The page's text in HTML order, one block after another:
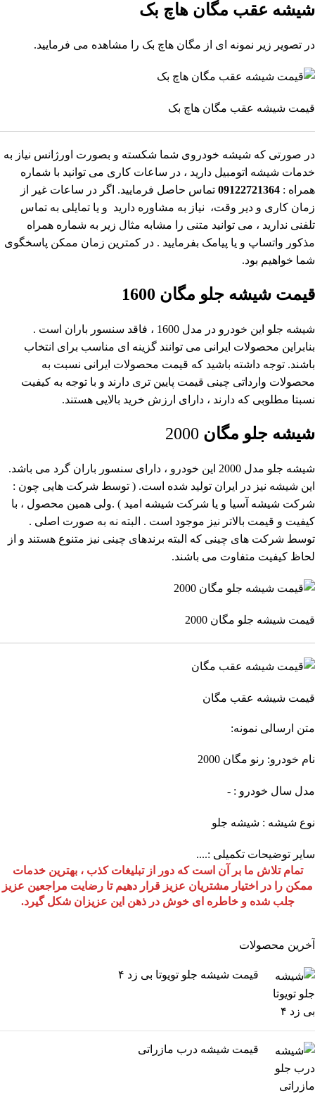
آخرین‌ محصولات
قیمت شیشه جلو تویوتا بی زد ۴
قیمت شیشه درب مازراتی
شیشه عقب مگان هاچ بک
در تصویر زیر نمونه ای از مگان هاچ بک را مشاهده می فرمایید.
قیمت شیشه عقب مگان هاچ بک
در صورتی که شیشه خودروی شما شکسته و بصورت اورژانس نیاز به
خدمات شیشه اتومبیل دارید ، در ساعات کاری می توانید با شماره
همراه : 09122721364 تماس حاصل فرمایید. اگر در ساعات غیر از
زمان کاری و دیر وقت، نیاز به مشاوره دارید و یا تمایلی به تماس
تلفنی ندارید ، می توانید متنی را مشابه مثال زیر به شماره همراه
مذکور واتساپ و یا پیامک بفرمایید . در کمترین زمان ممکن پاسخگوی
شما خواهیم بود.
قیمت شیشه جلو مگان 1600
شیشه جلو این خودرو در مدل 1600 ، فاقد سنسور باران است .
بنابراین محصولات ایرانی می توانند گزینه ای مناسب برای انتخاب
باشند. توجه داشته باشید که قیمت محصولات ایرانی نسبت به
محصولات وارداتی چینی قیمت پایین تری دارند و با توجه به کیفیت
نسبتا مطلوبی که دارند ، دارای ارزش خرید بالایی هستند.
شیشه جلو مگان
شیشه جلو مدل 2000 این خودرو ، دارای سنسور باران گرد می باشد.
این شیشه نیز در ایران تولید شده است. ( توسط شرکت هایی چون :
شرکت شیشه آسیا و یا شرکت شیشه امید ) .ولی همین محصول ، با
کیفیت و قیمت بالاتر نیز موجود است . البته نه به صورت اصلی .
توسط شرکت های چینی که البته برندهای چینی نیز متنوع هستند و از
لحاظ کیفیت متفاوت می باشند.
قیمت شیشه جلو مگان 2000
قیمت شیشه عقب مگان
متن ارسالی نمونه:
نام خودرو: رنو مگان 2000
مدل سال خودرو : -
نوع شیشه : شیشه جلو
سایر توضیحات تکمیلی :....
تمام تلاش ما بر آن است که دور از تبلیغات کذب ، بهترین خدمات
ممکن را در اختیار مشتریان عزیز قرار دهیم تا رضایت مراجعین عزیز
جلب شده و خاطره ای خوش در ذهن این عزیزان شکل گیرد.